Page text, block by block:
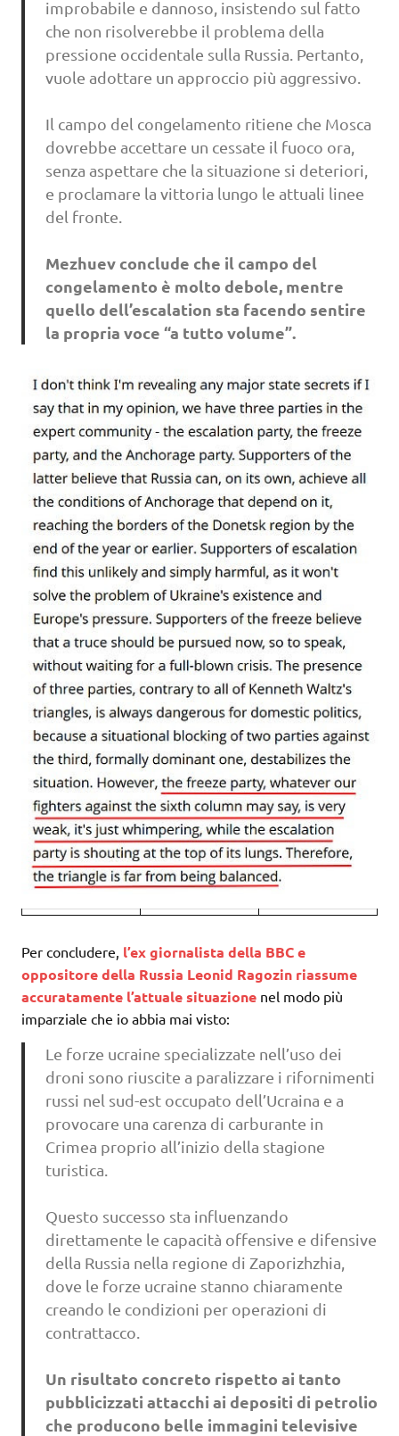
improbabile e dannoso, insistendo sul fatto
che non risolverebbe il problema della
pressione occidentale sulla Russia. Pertanto,
vuole adottare un approccio più aggressivo.
Il campo del congelamento ritiene che Mosca
dovrebbe accettare un cessate il fuoco ora,
senza aspettare che la situazione si deteriori,
e proclamare la vittoria lungo le attuali linee
del fronte.
Mezhuev conclude che il campo del
congelamento è molto debole, mentre
quello dell’escalation sta facendo sentire
la propria voce “a tutto volume”.
Per concludere, l’ex giornalista della BBC e
oppositore della Russia Leonid Ragozin riassume
accuratamente l’attuale situazione nel modo più
imparziale che io abbia mai visto:
Le forze ucraine specializzate nell’uso dei
droni sono riuscite a paralizzare i rifornimenti
russi nel sud-est occupato dell’Ucraina e a
provocare una carenza di carburante in
Crimea proprio all’inizio della stagione
turistica.
Questo successo sta influenzando
direttamente le capacità offensive e difensive
della Russia nella regione di Zaporizhzhia,
dove le forze ucraine stanno chiaramente
creando le condizioni per operazioni di
contrattacco.
Un risultato concreto rispetto ai tanto
pubblicizzati attacchi ai depositi di petrolio
che producono belle immagini televisive